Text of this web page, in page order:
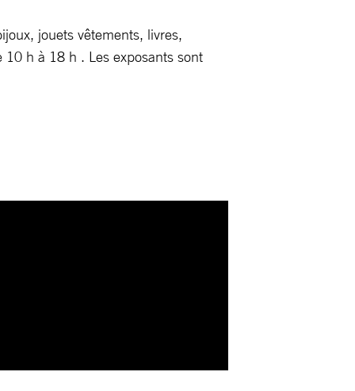
jouets vêtements, livres,
h à 18 h . Les exposants sont